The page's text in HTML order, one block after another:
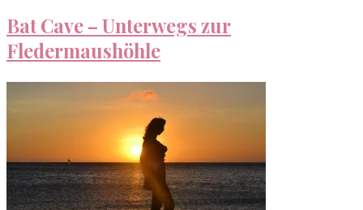
Bat Cave – Unterwegs zur
Fledermaushöhle